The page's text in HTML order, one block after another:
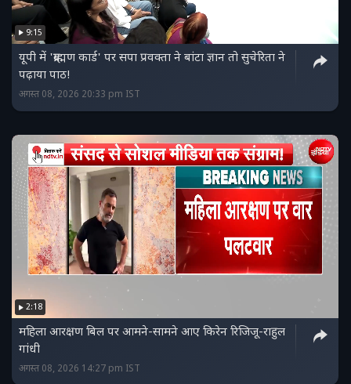
9:15
यूपी में 'ब्राह्मण कार्ड' पर सपा प्रवक्ता ने बांटा ज्ञान तो सुचेरिता ने
पढ़ाया पाठ!
अगस्त 08, 2026 20:33 pm IST
2:18
महिला आरक्षण बिल पर आमने-सामने आए किरेन रिजिजू-राहुल
गांधी
अगस्त 08, 2026 14:27 pm IST